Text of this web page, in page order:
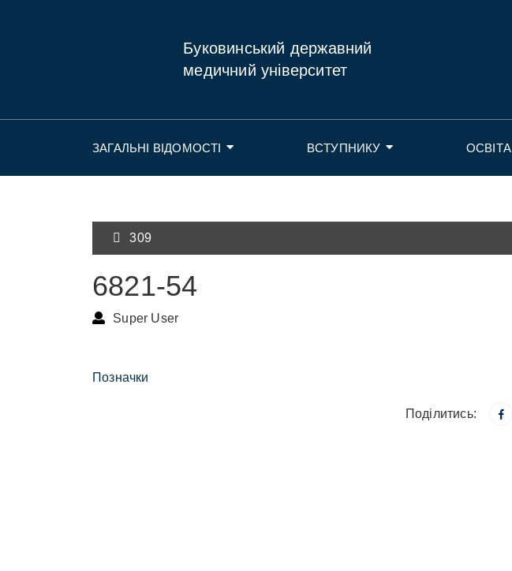
Буковинський державний
медичний університет
ЗАГАЛЬНІ ВІДОМОСТІ ВСТУПНИКУ ОСВІТА
309
6821-54
Super User
Позначки
Поділитись: